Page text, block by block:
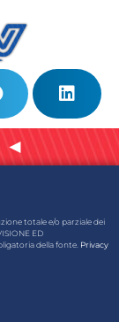
◄
totale e/o parziale dei
ED
della fonte. Privacy